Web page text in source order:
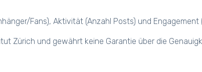
Fans), Aktivität (Anzahl Posts) und Engagement
Zürich und gewährt keine Garantie über die